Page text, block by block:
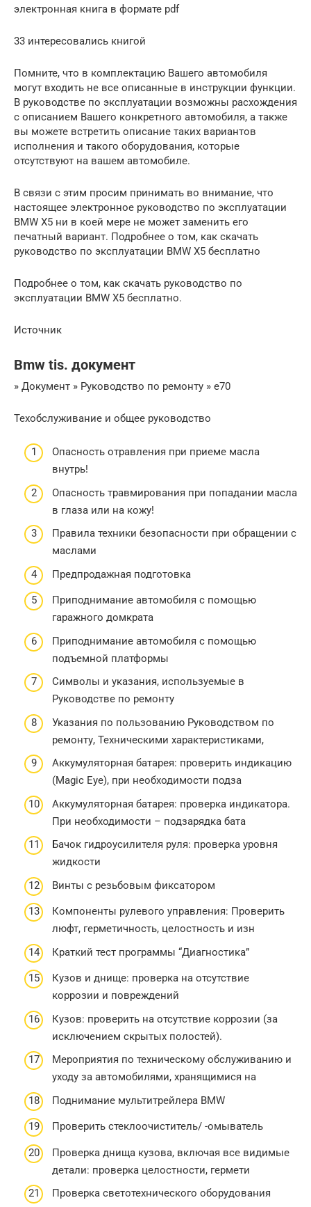
электронная книга в формате pdf
33 интересовались книгой
Помните, что в комплектацию Вашего автомобиля
могут входить не все описанные в инструкции функции.
В руководстве по эксплуатации возможны расхождения
с описанием Вашего конкретного автомобиля, а также
вы можете встретить описание таких вариантов
исполнения и такого оборудования, которые
отсутствуют на вашем автомобиле.
В связи с этим просим принимать во внимание, что
настоящее электронное руководство по эксплуатации
BMW X5 ни в коей мере не может заменить его
печатный вариант. Подробнее о том, как скачать
руководство по эксплуатации BMW X5 бесплатно
Подробнее о том, как скачать руководство по
эксплуатации BMW X5 бесплатно.
Источник
Bmw tis. документ
» Документ » Руководство по ремонту » e70
Техобслуживание и общее руководство
Опасность отравления при приеме масла
внутрь!
Опасность травмирования при попадании масла
в глаза или на кожу!
Правила техники безопасности при обращении с
маслами
Предпродажная подготовка
Приподнимание автомобиля с помощью
гаражного домкрата
Приподнимание автомобиля с помощью
подъемной платформы
Символы и указания, используемые в
Руководстве по ремонту
Указания по пользованию Руководством по
ремонту, Техническими характеристиками,
Аккумуляторная батарея: проверить индикацию
(Magic Eye), при необходимости подза
Аккумуляторная батарея: проверка индикатора.
При необходимости – подзарядка бата
Бачок гидроусилителя руля: проверка уровня
жидкости
Винты с резьбовым фиксатором
Компоненты рулевого управления: Проверить
люфт, герметичность, целостность и изн
Краткий тест программы “Диагностика”
Кузов и днище: проверка на отсутствие
коррозии и повреждений
Кузов: проверить на отсутствие коррозии (за
исключением скрытых полостей).
Мероприятия по техническому обслуживанию и
уходу за автомобилями, хранящимися на
Поднимание мультитрейлера BMW
Проверить стеклоочиститель/ -омыватель
Проверка днища кузова, включая все видимые
детали: проверка целостности, гермети
Проверка светотехнического оборудования